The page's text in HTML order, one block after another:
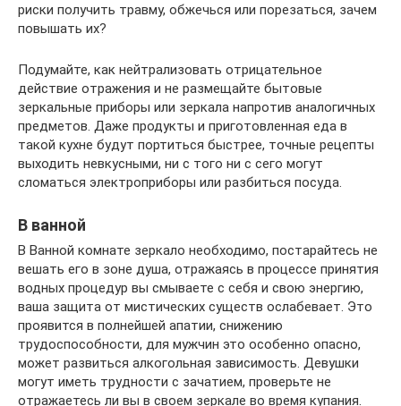
риски получить травму, обжечься или порезаться, зачем
повышать их?
Подумайте, как нейтрализовать отрицательное
действие отражения и не размещайте бытовые
зеркальные приборы или зеркала напротив аналогичных
предметов. Даже продукты и приготовленная еда в
такой кухне будут портиться быстрее, точные рецепты
выходить невкусными, ни с того ни с сего могут
сломаться электроприборы или разбиться посуда.
В ванной
В Ванной комнате зеркало необходимо, постарайтесь не
вешать его в зоне душа, отражаясь в процессе принятия
водных процедур вы смываете с себя и свою энергию,
ваша защита от мистических существ ослабевает. Это
проявится в полнейшей апатии, снижению
трудоспособности, для мужчин это особенно опасно,
может развиться алкогольная зависимость. Девушки
могут иметь трудности с зачатием, проверьте не
отражаетесь ли вы в своем зеркале во время купания.